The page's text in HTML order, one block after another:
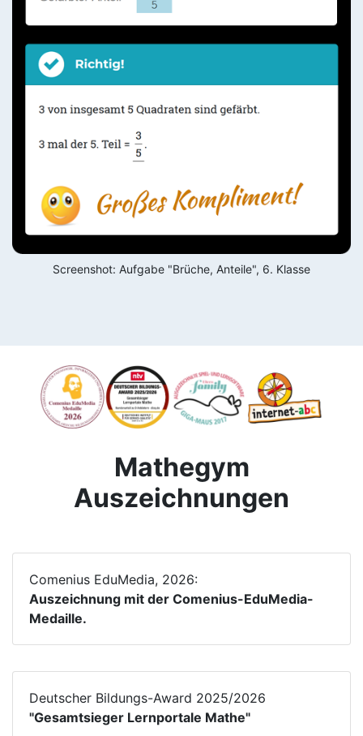
Screenshot: Aufgabe "Brüche, Anteile", 6. Klasse
Mathegym
Auszeichnungen
Comenius EduMedia, 2026:
Auszeichnung mit der Comenius-EduMedia-
Medaille.
Deutscher Bildungs-Award 2025/2026
"Gesamtsieger Lernportale Mathe"